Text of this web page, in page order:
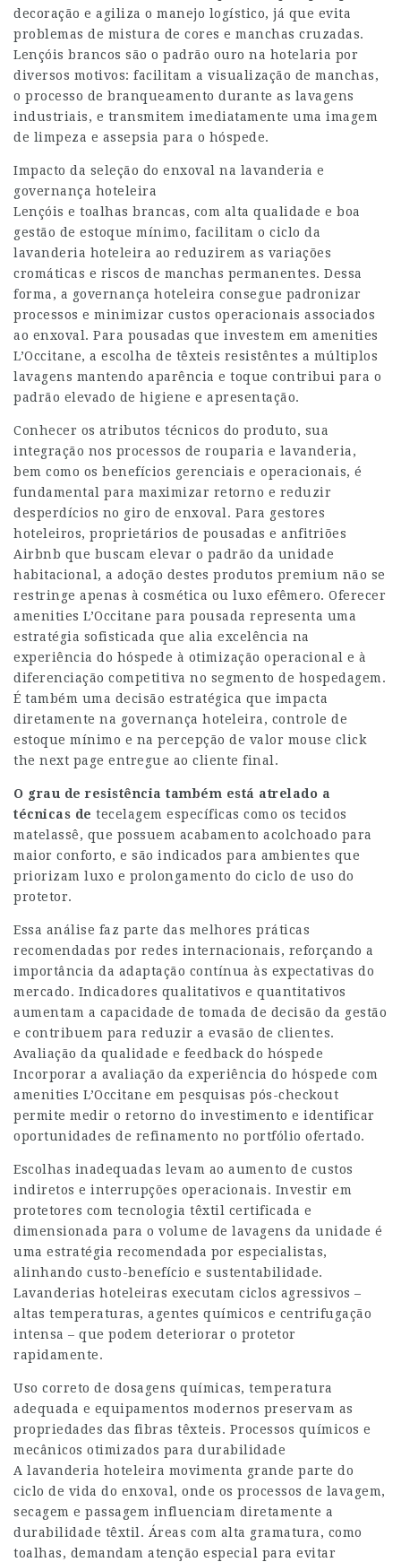
decoração e agiliza o manejo logístico, já que evita
problemas de mistura de cores e manchas cruzadas.
Lençóis brancos são o padrão ouro na hotelaria por
diversos motivos: facilitam a visualização de manchas,
o processo de branqueamento durante as lavagens
industriais, e transmitem imediatamente uma imagem
de limpeza e assepsia para o hóspede.
Impacto da seleção do enxoval na lavanderia e
governança hoteleira
Lençóis e toalhas brancas, com alta qualidade e boa
gestão de estoque mínimo, facilitam o ciclo da
lavanderia hoteleira ao reduzirem as variações
cromáticas e riscos de manchas permanentes. Dessa
forma, a governança hoteleira consegue padronizar
processos e minimizar custos operacionais associados
ao enxoval. Para pousadas que investem em amenities
L’Occitane, a escolha de têxteis resistêntes a múltiplos
lavagens mantendo aparência e toque contribui para o
padrão elevado de higiene e apresentação.
Conhecer os atributos técnicos do produto, sua
integração nos processos de rouparia e lavanderia,
bem como os benefícios gerenciais e operacionais, é
fundamental para maximizar retorno e reduzir
desperdícios no giro de enxoval. Para gestores
hoteleiros, proprietários de pousadas e anfitriões
Airbnb que buscam elevar o padrão da unidade
habitacional, a adoção destes produtos premium não se
restringe apenas à cosmética ou luxo efêmero. Oferecer
amenities L’Occitane para pousada representa uma
estratégia sofisticada que alia excelência na
experiência do hóspede à otimização operacional e à
diferenciação competitiva no segmento de hospedagem.
É também uma decisão estratégica que impacta
diretamente na governança hoteleira, controle de
estoque mínimo e na percepção de valor mouse click
the next page entregue ao cliente final.
O grau de resistência também está atrelado a
técnicas de tecelagem específicas como os tecidos
matelassê, que possuem acabamento acolchoado para
maior conforto, e são indicados para ambientes que
priorizam luxo e prolongamento do ciclo de uso do
protetor.
Essa análise faz parte das melhores práticas
recomendadas por redes internacionais, reforçando a
importância da adaptação contínua às expectativas do
mercado. Indicadores qualitativos e quantitativos
aumentam a capacidade de tomada de decisão da gestão
e contribuem para reduzir a evasão de clientes.
Avaliação da qualidade e feedback do hóspede
Incorporar a avaliação da experiência do hóspede com
amenities L’Occitane em pesquisas pós-checkout
permite medir o retorno do investimento e identificar
oportunidades de refinamento no portfólio ofertado.
Escolhas inadequadas levam ao aumento de custos
indiretos e interrupções operacionais. Investir em
protetores com tecnologia têxtil certificada e
dimensionada para o volume de lavagens da unidade é
uma estratégia recomendada por especialistas,
alinhando custo-benefício e sustentabilidade.
Lavanderias hoteleiras executam ciclos agressivos –
altas temperaturas, agentes químicos e centrifugação
intensa – que podem deteriorar o protetor
rapidamente.
Uso correto de dosagens químicas, temperatura
adequada e equipamentos modernos preservam as
propriedades das fibras têxteis. Processos químicos e
mecânicos otimizados para durabilidade
A lavanderia hoteleira movimenta grande parte do
ciclo de vida do enxoval, onde os processos de lavagem,
secagem e passagem influenciam diretamente a
durabilidade têxtil. Áreas com alta gramatura, como
toalhas, demandam atenção especial para evitar